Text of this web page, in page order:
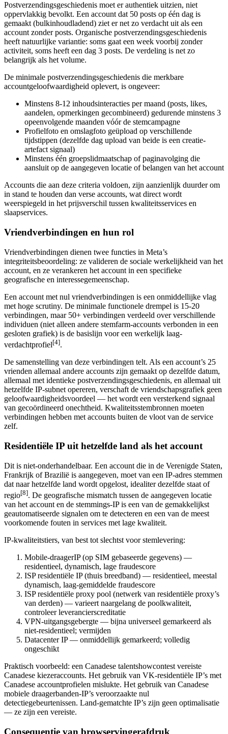
Postverzendingsgeschiedenis moet er authentiek uitzien, niet
oppervlakkig bevolkt. Een account dat 50 posts op één dag is
gemaakt (bulkinhoudladend) ziet er net zo verdacht uit als een
account zonder posts. Organische postverzendingsgeschiedenis
heeft natuurlijke variantie: soms gaat een week voorbij zonder
activiteit, soms heeft een dag 3 posts. De verdeling is net zo
belangrijk als het volume.
De minimale postverzendingsgeschiedenis die merkbare
accountgeloofwaardigheid oplevert, is ongeveer:
Minstens 8-12 inhoudsinteracties per maand (posts, likes,
aandelen, opmerkingen gecombineerd) gedurende minstens 3
opeenvolgende maanden vóór de stemcampagne
Profielfoto en omslagfoto geüpload op verschillende
tijdstippen (dezelfde dag upload van beide is een creatie-
artefact signaal)
Minstens één groepslidmaatschap of paginavolging die
aansluit op de aangegeven locatie of belangen van het account
Accounts die aan deze criteria voldoen, zijn aanzienlijk duurder om
in stand te houden dan verse accounts, wat direct wordt
weerspiegeld in het prijsverschil tussen kwaliteitsservices en
slaapservices.
Vriendverbindingen en hun rol
Vriendverbindingen dienen twee functies in Meta’s
integriteitsbeoordeling: ze valideren de sociale werkelijkheid van het
account, en ze verankeren het account in een specifieke
geografische en interessegemeenschap.
Een account met nul vriendverbindingen is een onmiddellijke vlag
met hoge scrutiny. De minimale functionele drempel is 15-20
verbindingen, maar 50+ verbindingen verdeeld over verschillende
individuen (niet alleen andere stemfarm-accounts verbonden in een
gesloten grafiek) is de basislijn voor een werkelijk laag-
verdachtprofiel[4].
De samenstelling van deze verbindingen telt. Als een account’s 25
vrienden allemaal andere accounts zijn gemaakt op dezelfde datum,
allemaal met identieke postverzendingsgeschiedenis, en allemaal uit
hetzelfde IP-subnet opereren, verschaft de vriendschapsgrafiek geen
geloofwaardigheidsvoordeel — het wordt een versterkend signaal
van gecoördineerd onechtheid. Kwaliteitsstembronnen moeten
verbindingen hebben met accounts buiten de vloot van de service
zelf.
Residentiële IP uit hetzelfde land als het account
Dit is niet-onderhandelbaar. Een account die in de Verenigde Staten,
Frankrijk of Brazilië is aangegeven, moet van een IP-adres stemmen
dat naar hetzelfde land wordt opgelost, idealiter dezelfde staat of
regio[8]. De geografische mismatch tussen de aangegeven locatie
van het account en de stemmings-IP is een van de gemakkelijkst
geautomatiseerde signalen om te detecteren en een van de meest
voorkomende fouten in services met lage kwaliteit.
IP-kwaliteitstiers, van best tot slechtst voor stemlevering:
Mobile-draagerIP (op SIM gebaseerde gegevens) —
residentieel, dynamisch, lage fraudescore
ISP residentiële IP (thuis breedband) — residentieel, meestal
dynamisch, laag-gemiddelde fraudescore
ISP residentiële proxy pool (netwerk van residentiële proxy’s
van derden) — varieert naargelang de poolkwaliteit,
controleer leverancierscreditatie
VPN-uitgangsgebergte — bijna universeel gemarkeerd als
niet-residentieel; vermijden
Datacenter IP — onmiddellijk gemarkeerd; volledig
ongeschikt
Praktisch voorbeeld: een Canadese talentshowcontest vereiste
Canadese kiezeraccounts. Het gebruik van VK-residentiële IP’s met
Canadese accountprofielen mislukte. Het gebruik van Canadese
mobiele draagerbanden-IP’s veroorzaakte nul
detectiegebeurtenissen. Land-gematchte IP’s zijn geen optimalisatie
— ze zijn een vereiste.
Consequentie van browservingerafdruk